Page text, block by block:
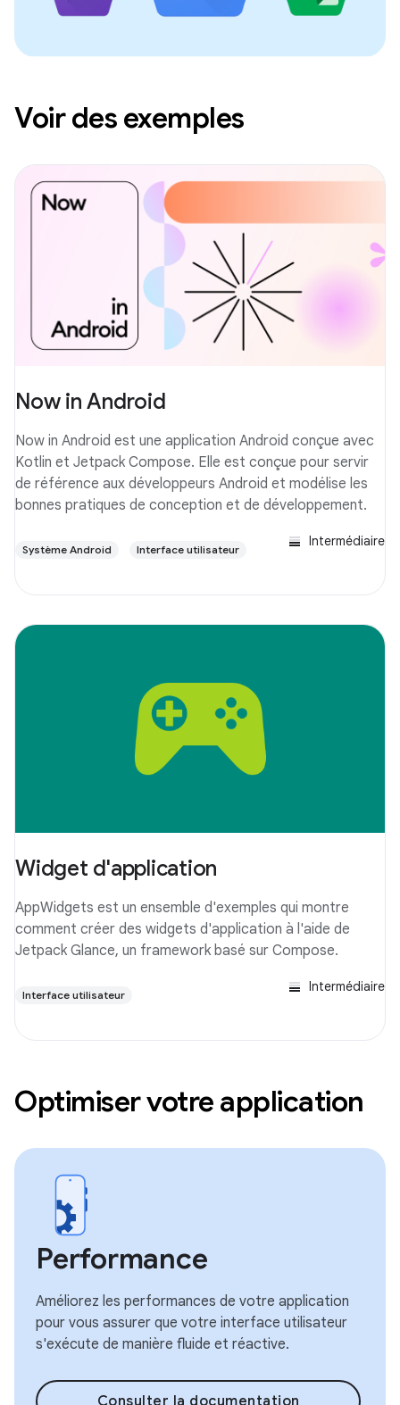
Voir des exemples
Now in Android
Now in Android est une application Android conçue avec
Kotlin et Jetpack Compose. Elle est conçue pour servir
de référence aux développeurs Android et modélise les
bonnes pratiques de conception et de développement.
Système Android Interface utilisateur
Intermédiaire
Widget d'application
AppWidgets est un ensemble d'exemples qui montre
comment créer des widgets d'application à l'aide de
Jetpack Glance, un framework basé sur Compose.
Interface utilisateur
Intermédiaire
Optimiser votre application
Performance
Améliorez les performances de votre application
pour vous assurer que votre interface utilisateur
s'exécute de manière fluide et réactive.
Consulter la documentation